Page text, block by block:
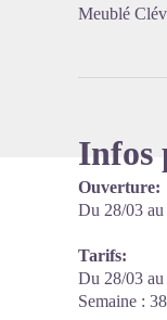
Meublé
Infos
Ouverture:
Du 28/03 au
Tarifs:
Du 28/03
Semaine :